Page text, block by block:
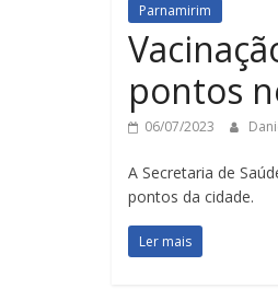
Parnamirim
pontos
06/07/2023
A Secretaria de
pontos da cidade.
Ler mais